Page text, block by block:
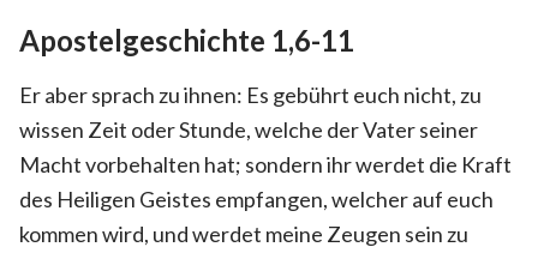
Apostelgeschichte 1,6-11
Er aber sprach zu ihnen: Es gebührt euch nicht, zu
wissen Zeit oder Stunde, welche der Vater seiner
Macht vorbehalten hat; sondern ihr werdet die Kraft
des Heiligen Geistes empfangen, welcher auf euch
kommen wird, und werdet meine Zeugen sein zu